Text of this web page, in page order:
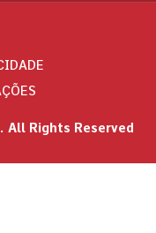
All Rights Reserved